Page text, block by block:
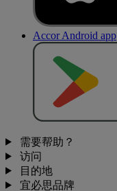
Accor Android app
需要帮助？
访问
目的地
宜必思品牌